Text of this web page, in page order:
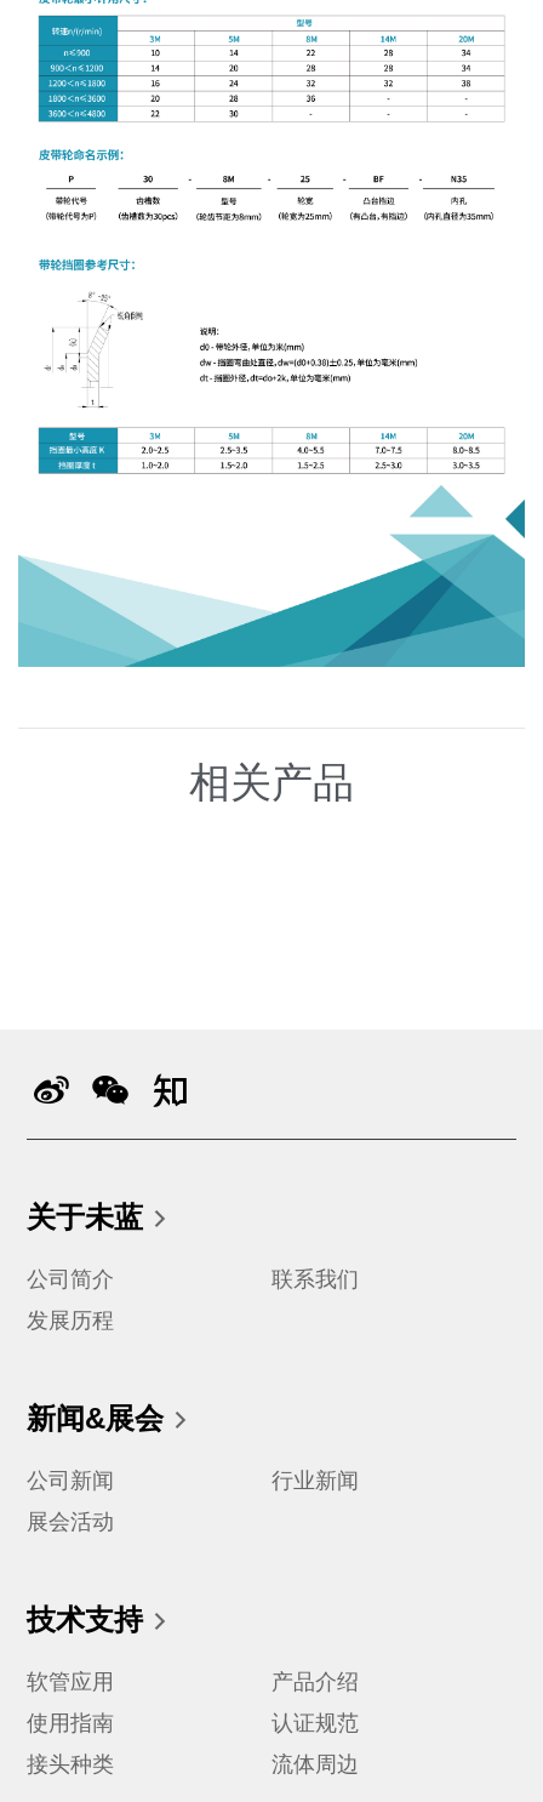
相关产品
关于未蓝
公司简介
联系我们
发展历程
新闻&展会
公司新闻
行业新闻
展会活动
技术支持
软管应用
产品介绍
使用指南
认证规范
接头种类
流体周边